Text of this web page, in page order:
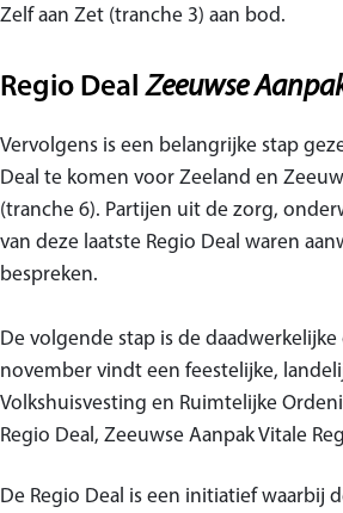
Zelf aan Zet (tranche 3) aan bod.
Regio DealZeeuwse
Vervolgens is een belangrijke stap
Deal te komen voor Zeeland en
(tranche 6). Partijen uit de zorg,
van deze laatste Regio Deal waren
bespreken.
De volgende stap is de
november vindt een feestelijke,
Volkshuisvesting en Ruimtelijke
Regio Deal, Zeeuwse Aanpak Vitale
De Regio Deal is een initiatief waarbij